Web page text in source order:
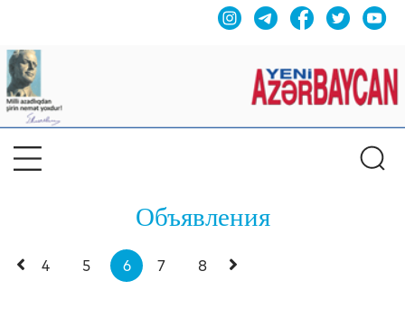
Объявления
4 5 6 7 8